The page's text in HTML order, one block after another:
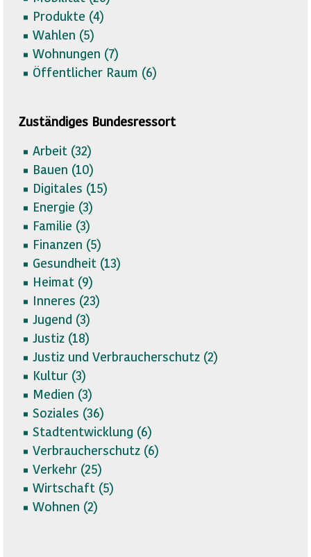
Produkte (4)
Wahlen (5)
Wohnungen (7)
Öffentlicher Raum (6)
Zuständiges Bundesressort
Arbeit (32)
Bauen (10)
Digitales (15)
Energie (3)
Familie (3)
Finanzen (5)
Gesundheit (13)
Heimat (9)
Inneres (23)
Jugend (3)
Justiz (18)
Justiz und Verbraucherschutz (2)
Kultur (3)
Medien (3)
Soziales (36)
Stadtentwicklung (6)
Verbraucherschutz (6)
Verkehr (25)
Wirtschaft (5)
Wohnen (2)